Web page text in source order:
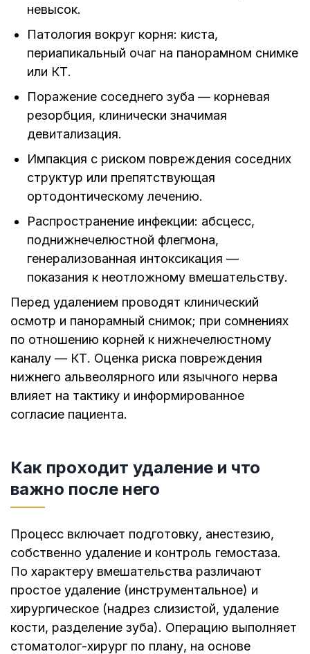
невысок.
Патология вокруг корня: киста,
периапикальный очаг на панорамном снимке
или КТ.
Поражение соседнего зуба — корневая
резорбция, клинически значимая
девитализация.
Импакция с риском повреждения соседних
структур или препятствующая
ортодонтическому лечению.
Распространение инфекции: абсцесс,
поднижнечелюстной флегмона,
генерализованная интоксикация —
показания к неотложному вмешательству.
Перед удалением проводят клинический
осмотр и панорамный снимок; при сомнениях
по отношению корней к нижнечелюстному
каналу — КТ. Оценка риска повреждения
нижнего альвеолярного или язычного нерва
влияет на тактику и информированное
согласие пациента.
Как проходит удаление и что
важно после него
Процесс включает подготовку, анестезию,
собственно удаление и контроль гемостаза.
По характеру вмешательства различают
простое удаление (инструментальное) и
хирургическое (надрез слизистой, удаление
кости, разделение зуба). Операцию выполняет
стоматолог-хирург по плану, на основе